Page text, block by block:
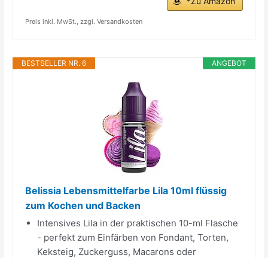
Preis inkl. MwSt., zzgl. Versandkosten
ANGEBOT
BESTSELLER NR. 6
Belissia Lebensmittelfarbe Lila 10ml flüssig
zum Kochen und Backen
Intensives Lila in der praktischen 10-ml Flasche
- perfekt zum Einfärben von Fondant, Torten,
Keksteig, Zuckerguss, Macarons oder